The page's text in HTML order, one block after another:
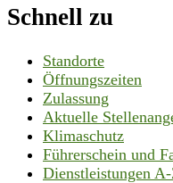
Schnell zu
Standorte
Öffnungszeiten
Zulassung
Aktuelle
Klimaschutz
Führerschein und
Dienstleistungen